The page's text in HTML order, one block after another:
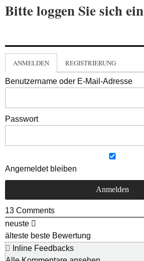
Bitte loggen Sie sich ein
ANMELDEN REGISTRIERUNG
Benutzername oder E-Mail-Adresse
Passwort
Angemeldet bleiben
13 Comments
neuste
älteste beste Bewertung
Inline Feedbacks